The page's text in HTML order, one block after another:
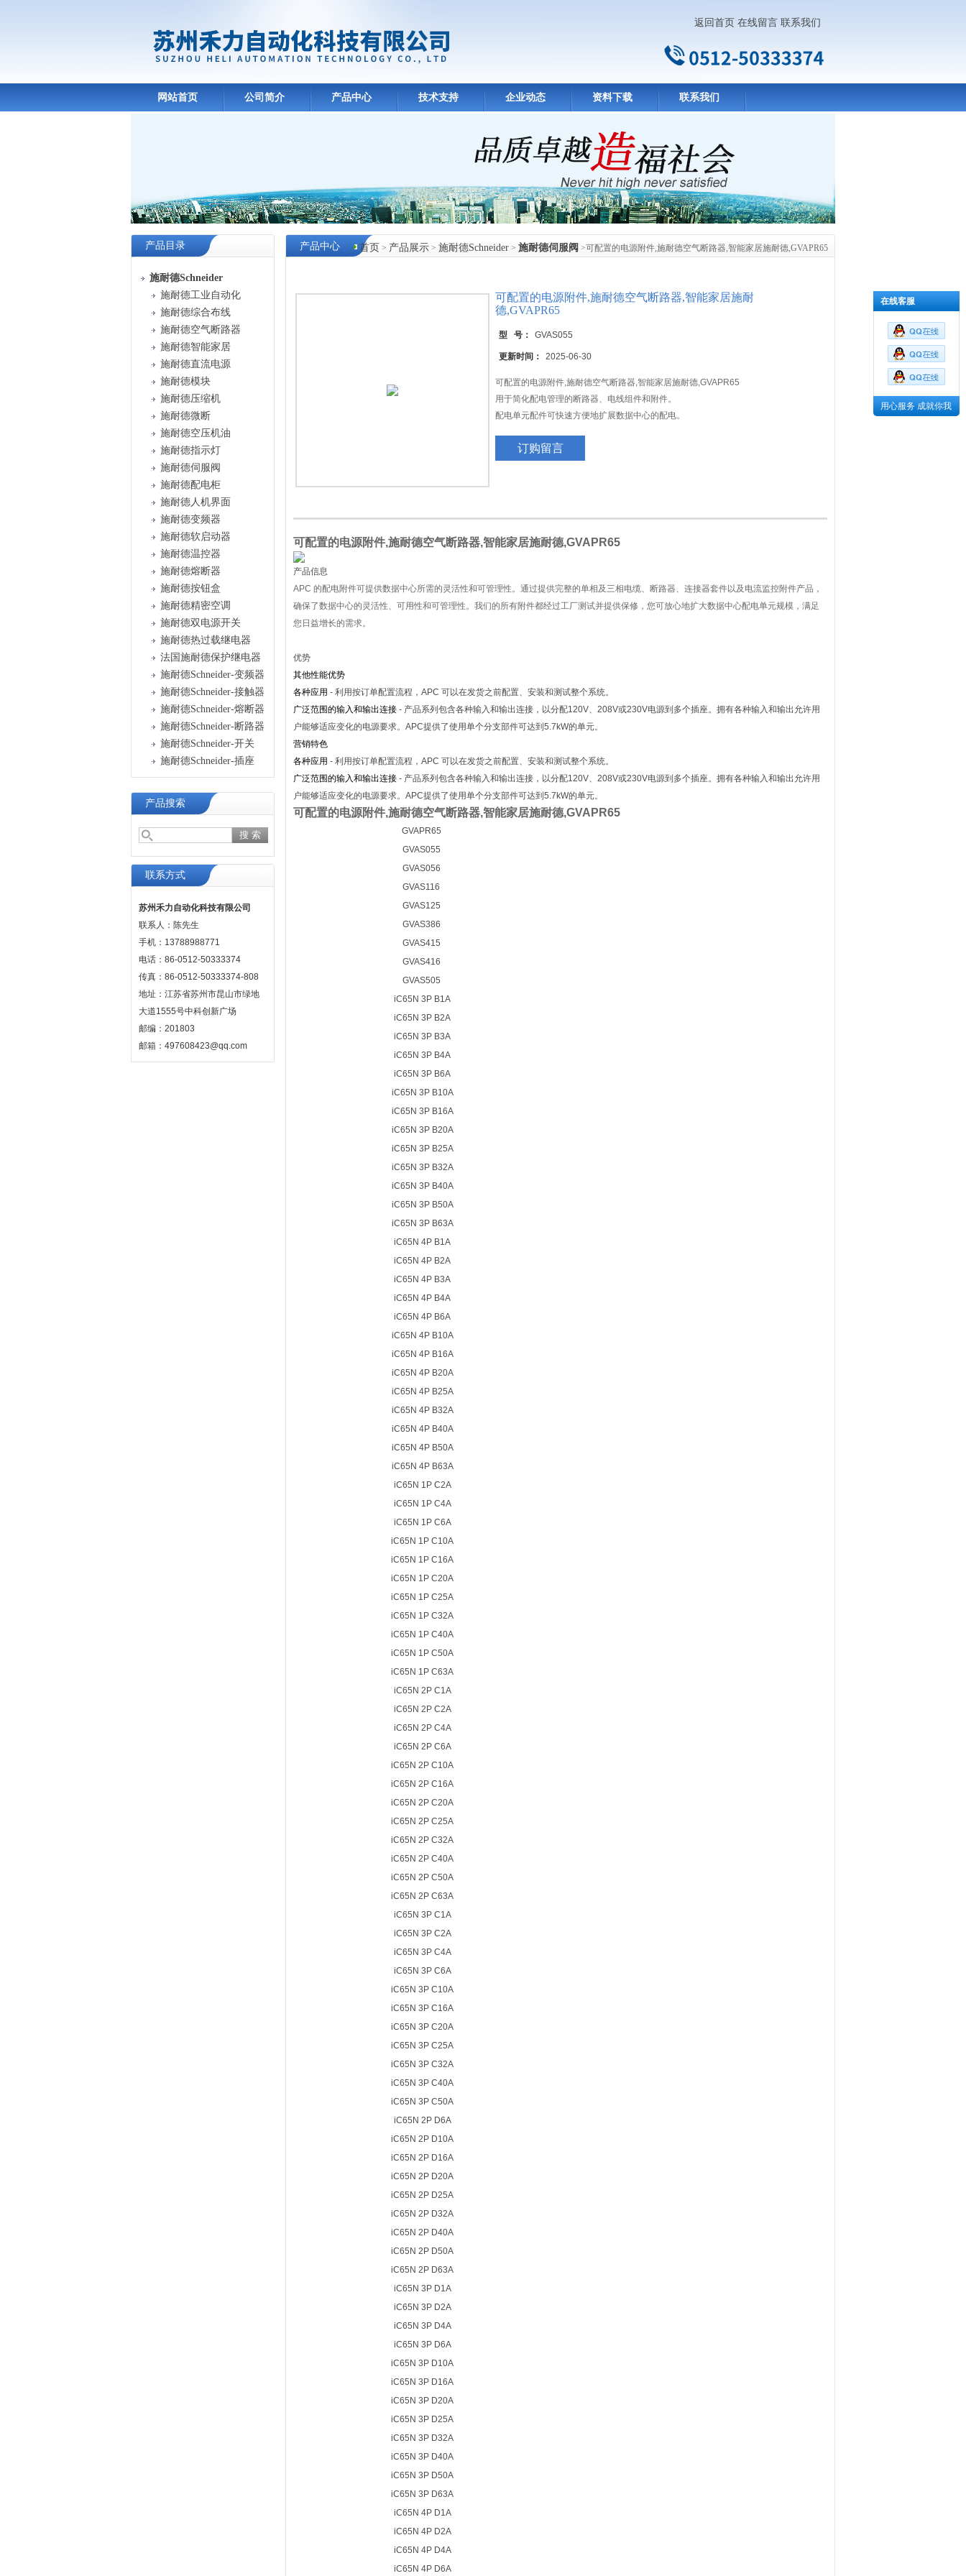
返回首页 在线留言 联系我们
网站首页 公司简介 产品中心 技术支持 企业动态 资料下载 联系我们
产品目录
施耐德Schneider
施耐德工业自动化
施耐德综合布线
施耐德空气断路器
施耐德智能家居
施耐德直流电源
施耐德模块
施耐德压缩机
施耐德微断
施耐德空压机油
施耐德指示灯
施耐德伺服阀
施耐德配电柜
施耐德人机界面
施耐德变频器
施耐德软启动器
施耐德温控器
施耐德熔断器
施耐德按钮盒
施耐德精密空调
施耐德双电源开关
施耐德热过载继电器
法国施耐德保护继电器
施耐德Schneider-变频器
施耐德Schneider-接触器
施耐德Schneider-熔断器
施耐德Schneider-断路器
施耐德Schneider-开关
施耐德Schneider-插座
产品搜索
联系方式
苏州禾力自动化科技有限公司
联系人：陈先生
手机：13788988771
电话：86-0512-50333374
传真：86-0512-50333374-808
地址：江苏省苏州市昆山市绿地
大道1555号中科创新广场
邮编：201803
邮箱：497608423@qq.com
首页 > 产品展示 > 施耐德Schneider > 施耐德伺服阀 >可配置的电源附件,施耐德空气断路器,智能家居施耐德,GVAPR65
产品中心
可配置的电源附件,施耐德空气断路器,智能家居施耐
德,GVAPR65
型 号： GVAS055
更新时间： 2025-06-30
可配置的电源附件,施耐德空气断路器,智能家居施耐德,GVAPR65
用于简化配电管理的断路器、电线组件和附件。
配电单元配件可快速方便地扩展数据中心的配电。
订购留言
可配置的电源附件,施耐德空气断路器,智能家居施耐德,GVAPR65
产品信息
APC 的配电附件可提供数据中心所需的灵活性和可管理性。通过提供完整的单相及三相电缆、断路器、连接器套件以及电流监控附件产品，
确保了数据中心的灵活性、可用性和可管理性。我们的所有附件都经过工厂测试并提供保修，您可放心地扩大数据中心配电单元规模，满足
您日益增长的需求。
优势
其他性能优势
各种应用 - 利用按订单配置流程，APC 可以在发货之前配置、安装和测试整个系统。
广泛范围的输入和输出连接 - 产品系列包含各种输入和输出连接，以分配120V、208V或230V电源到多个插座。拥有各种输入和输出允许用
户能够适应变化的电源要求。APC提供了使用单个分支部件可达到5.7kW的单元。
营销特色
各种应用 - 利用按订单配置流程，APC 可以在发货之前配置、安装和测试整个系统。
广泛范围的输入和输出连接 - 产品系列包含各种输入和输出连接，以分配120V、208V或230V电源到多个插座。拥有各种输入和输出允许用
户能够适应变化的电源要求。APC提供了使用单个分支部件可达到5.7kW的单元。
可配置的电源附件,施耐德空气断路器,智能家居施耐德,GVAPR65
GVAPR65
GVAS055
GVAS056
GVAS116
GVAS125
GVAS386
GVAS415
GVAS416
GVAS505
iC65N 3P B1A
iC65N 3P B2A
iC65N 3P B3A
iC65N 3P B4A
iC65N 3P B6A
iC65N 3P B10A
iC65N 3P B16A
iC65N 3P B20A
iC65N 3P B25A
iC65N 3P B32A
iC65N 3P B40A
iC65N 3P B50A
iC65N 3P B63A
iC65N 4P B1A
iC65N 4P B2A
iC65N 4P B3A
iC65N 4P B4A
iC65N 4P B6A
iC65N 4P B10A
iC65N 4P B16A
iC65N 4P B20A
iC65N 4P B25A
iC65N 4P B32A
iC65N 4P B40A
iC65N 4P B50A
iC65N 4P B63A
iC65N 1P C2A
iC65N 1P C4A
iC65N 1P C6A
iC65N 1P C10A
iC65N 1P C16A
iC65N 1P C20A
iC65N 1P C25A
iC65N 1P C32A
iC65N 1P C40A
iC65N 1P C50A
iC65N 1P C63A
iC65N 2P C1A
iC65N 2P C2A
iC65N 2P C4A
iC65N 2P C6A
iC65N 2P C10A
iC65N 2P C16A
iC65N 2P C20A
iC65N 2P C25A
iC65N 2P C32A
iC65N 2P C40A
iC65N 2P C50A
iC65N 2P C63A
iC65N 3P C1A
iC65N 3P C2A
iC65N 3P C4A
iC65N 3P C6A
iC65N 3P C10A
iC65N 3P C16A
iC65N 3P C20A
iC65N 3P C25A
iC65N 3P C32A
iC65N 3P C40A
iC65N 3P C50A
iC65N 2P D6A
iC65N 2P D10A
iC65N 2P D16A
iC65N 2P D20A
iC65N 2P D25A
iC65N 2P D32A
iC65N 2P D40A
iC65N 2P D50A
iC65N 2P D63A
iC65N 3P D1A
iC65N 3P D2A
iC65N 3P D4A
iC65N 3P D6A
iC65N 3P D10A
iC65N 3P D16A
iC65N 3P D20A
iC65N 3P D25A
iC65N 3P D32A
iC65N 3P D40A
iC65N 3P D50A
iC65N 3P D63A
iC65N 4P D1A
iC65N 4P D2A
iC65N 4P D4A
iC65N 4P D6A
在线客服
用心服务 成就你我